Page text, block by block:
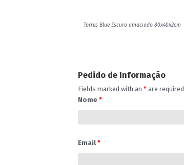
Torres Blue Escuro amaciado 80x40x2cm
Pedido de Informação
Fields marked with an * are required
Nome *
Email *